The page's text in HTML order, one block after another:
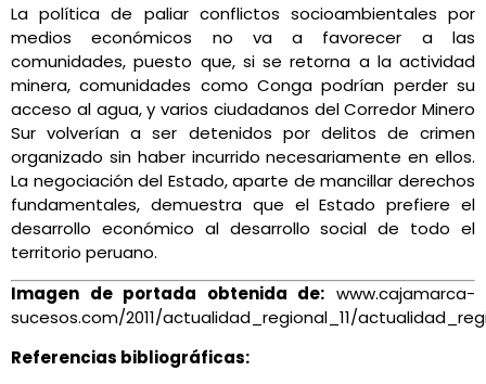
La política de paliar conflictos socioambientales por
medios económicos no va a favorecer a las
comunidades, puesto que, si se retorna a la actividad
minera, comunidades como Conga podrían perder su
acceso al agua, y varios ciudadanos del Corredor Minero
Sur volverían a ser detenidos por delitos de crimen
organizado sin haber incurrido necesariamente en ellos.
La negociación del Estado, aparte de mancillar derechos
fundamentales, demuestra que el Estado prefiere el
desarrollo económico al desarrollo social de todo el
territorio peruano.
Imagen de portada obtenida de: www.cajamarca-
sucesos.com/2011/actualidad_regional_11/
Referencias bibliográficas: